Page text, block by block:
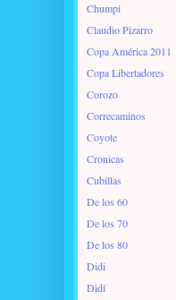
Chumpi
Claudio Pizarro
Copa América 2011
Copa Libertadores
Corozo
Correcaminos
Coyote
Cronicas
Cubillas
De los 60
De los 70
De los 80
Didi
Didí